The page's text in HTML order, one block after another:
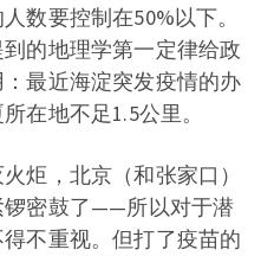
数要控制在50%以下。
的地理学第一定律给政
最近海淀突发疫情的办
在地不足1.5公里。
炬，北京（和张家口）
锣密鼓了——所以对于潜
不重视。但打了疫苗的